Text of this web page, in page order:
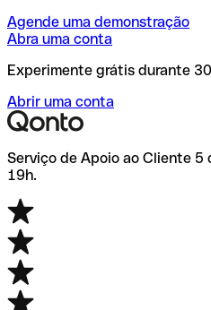
Agende uma demonstração
Abra uma conta
Experimente grátis durante
Abrir uma conta
Serviço de Apoio ao Cliente 5
19h.